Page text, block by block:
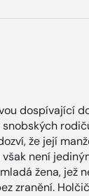
dospívající
že její
není
žena, jež
zranění.